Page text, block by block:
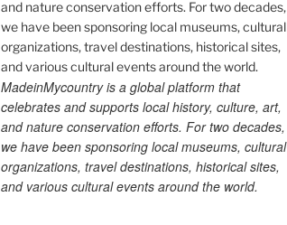
MadeinMycountry is a global platform that
celebrates and supports local history, culture, art,
and nature conservation efforts. For two decades,
we have been sponsoring local museums, cultural
organizations, travel destinations, historical sites,
and various cultural events around the world.